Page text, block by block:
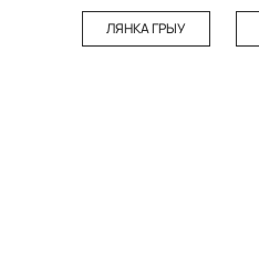
ЛЯНКА ГРЫУ